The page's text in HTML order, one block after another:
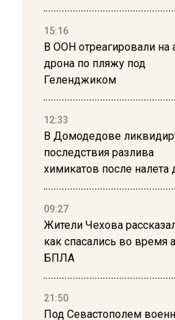
15:16
В ООН отреагировали на
дрона по пляжу под
Геленджиком
12:33
В Домодедове
последствия разлива
химикатов после налета
09:27
Жители Чехова
как спасались во время
БПЛА
21:50
Под Севастополем